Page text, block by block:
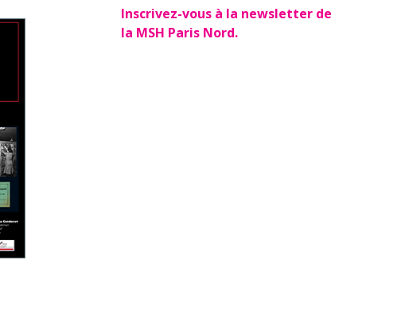
Inscrivez-vous à la newsletter de
la MSH Paris Nord.